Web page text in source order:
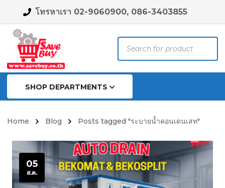
โทรหาเรา 02-9060900, 086-3403855
search
SHOP DEPARTMENTS
Home Blog Posts tagged "ระบายน้ำคอนเดนเสท"
05
ส.ค.